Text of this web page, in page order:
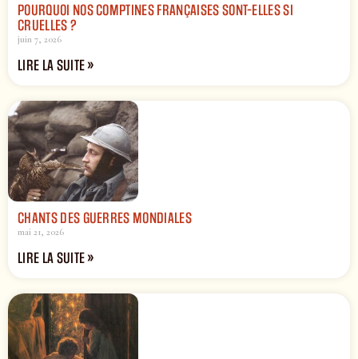
POURQUOI NOS COMPTINES FRANÇAISES SONT-ELLES SI
CRUELLES ?
juin 7, 2026
LIRE LA SUITE »
CHANTS DES GUERRES MONDIALES
mai 21, 2026
LIRE LA SUITE »